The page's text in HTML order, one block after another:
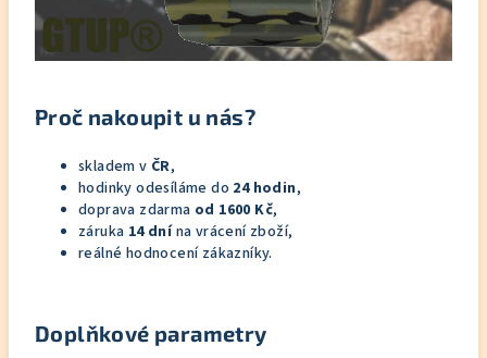
Proč nakoupit u nás?
skladem v ČR,
hodinky odesíláme do 24 hodin,
doprava zdarma od 1600 Kč,
záruka 14 dnína vrácení zboží,
reálné hodnocení zákazníky.
Doplňkové parametry